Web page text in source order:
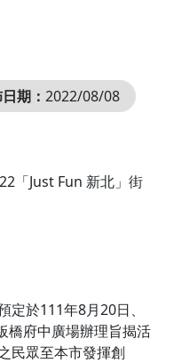
期： 2022/08/08
「Just Fun 新北」街
於111年8月20日、
橋府中廣場辦理旨揭活
民眾至本市發揮創